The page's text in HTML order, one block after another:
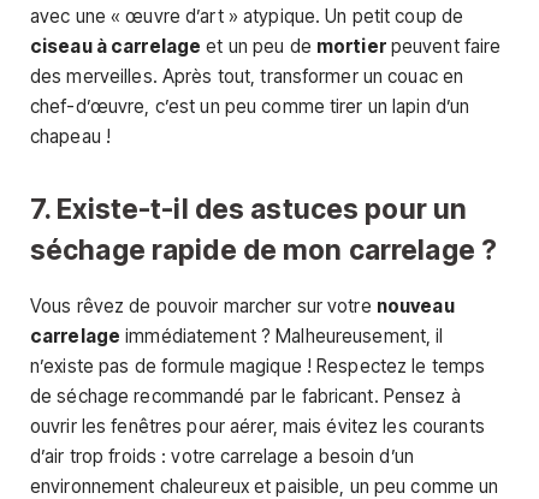
avec une « œuvre d’art » atypique. Un petit coup de
ciseau à carrelage et un peu de mortierpeuvent faire
des merveilles. Après tout, transformer un couac en
chef-d’œuvre, c’est un peu comme tirer un lapin d’un
chapeau !
7. Existe-t-il des astuces pour un
séchage rapide de mon carrelage ?
Vous rêvez de pouvoir marcher sur votre nouveau
carrelage immédiatement ? Malheureusement, il
n’existe pas de formule magique ! Respectez le temps
de séchage recommandé par le fabricant. Pensez à
ouvrir les fenêtres pour aérer, mais évitez les courants
d’air trop froids : votre carrelage a besoin d’un
environnement chaleureux et paisible, un peu comme un